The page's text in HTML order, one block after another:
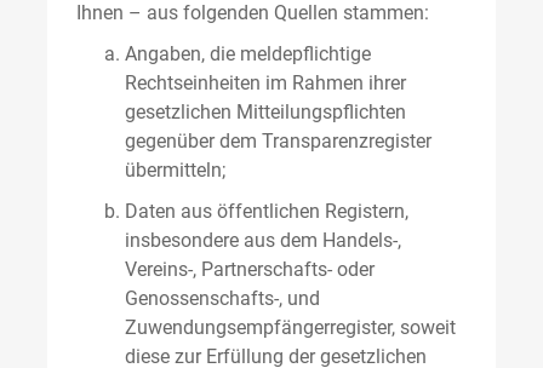
Ihnen – aus folgenden Quellen stammen:
Angaben, die meldepflichtige
Rechtseinheiten im Rahmen ihrer
gesetzlichen Mitteilungspflichten
gegenüber dem Transparenzregister
übermitteln;
Daten aus öffentlichen Registern,
insbesondere aus dem Handels-,
Vereins-, Partnerschafts- oder
Genossenschafts-, und
Zuwendungsempfängerregister, soweit
diese zur Erfüllung der gesetzlichen